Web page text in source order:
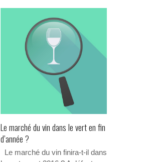
Le marché du vin dans le vert en fin
d’année ?
Le marché du vin finira-t-il dans